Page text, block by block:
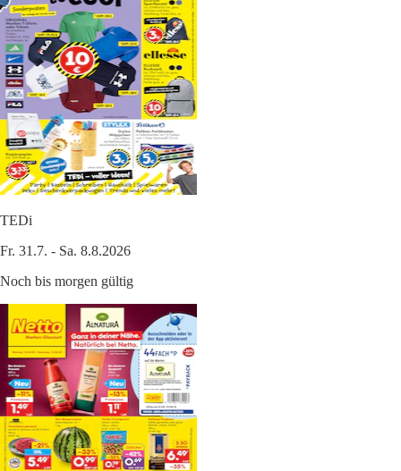
TEDi
Fr. 31.7. - Sa. 8.8.2026
Noch bis morgen gültig